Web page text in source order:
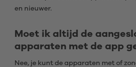
en nieuwer.
Moet ik altijd de
apparaten met de app
Nee, je kunt de apparaten met of